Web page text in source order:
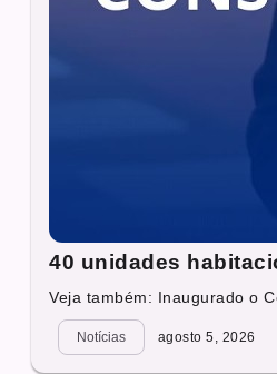
40 unidades
Veja também: Inaugurado o
Notícias agosto 5, 2026